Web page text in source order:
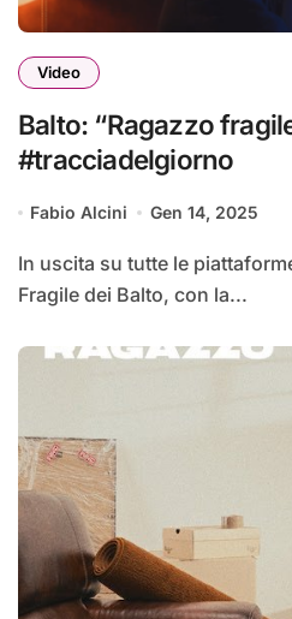
Video
Balto: “Ragazzo
#tracciadelgiorno
Fabio Alcini Gen 14, 2025
In uscita su tutte le piattaforme il video di Ragazzo
Fragile dei Balto, con la...